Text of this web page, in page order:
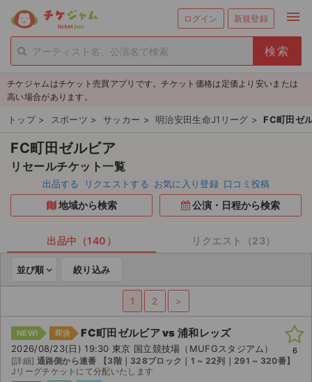
ログイン 新規登録 menu
person_add 新規会員登録
チケットを探す
新着チケット
値下げしたチケット
都道府県からチケットを探す
もうすぐ開催のチケット
チケットのリクエスト一覧
取扱チケット
ライブ・コンサート（国内）
ライブ・コンサート（海外）
イベント
チケジャムはチケット売買アプリです。チケット価格は定価より安いまたは
高い場合があります。
トップ > スポーツ > サッカー > 明治安田生命J1リーグ > FC町田ゼ
FC町田ゼルビア
リセールチケット一覧
出品する リクエストする お気に入り登録 口コミ投稿
地域から検索 公演・日程から検索
出品中（140） リクエスト（23）
並び順 絞り込み
1 2 >
NEW! 即決 FC町田ゼルビア vs 浦和レッズ
2026/08/23(日) 19:30 東京 国立競技場（MUFGスタジアム）
[詳細] 通路側から連番 【3階｜328ブロック｜1 ~ 22列｜291 ~ 320番】
Jリーグチケットにて分配いたします
6